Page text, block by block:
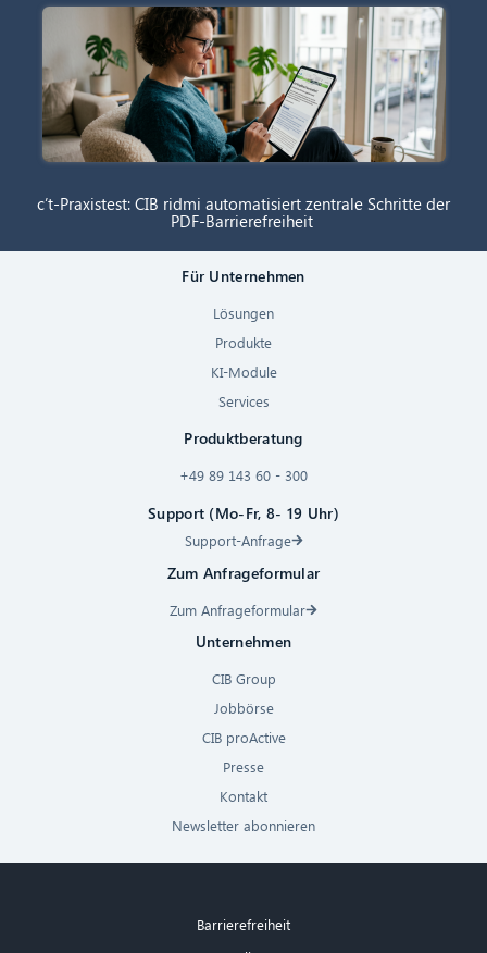
c’t-Praxistest: CIB ridmi automatisiert zentrale Schritte der
PDF-Barrierefreiheit
Für Unternehmen
Lösungen
Produkte
KI-Module
Services
Produktberatung
+49 89 143 60 - 300
Support (Mo-Fr, 8- 19 Uhr)
Support-Anfrage
Zum Anfrageformular
Zum Anfrageformular
Unternehmen
CIB Group
Jobbörse
CIB proActive
Presse
Kontakt
Newsletter abonnieren
Barrierefreiheit